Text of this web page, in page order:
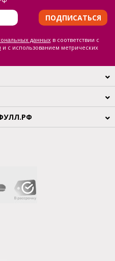
ПОДПИСАТЬСЯ
данныхв соответствии с
и с использованием метрических